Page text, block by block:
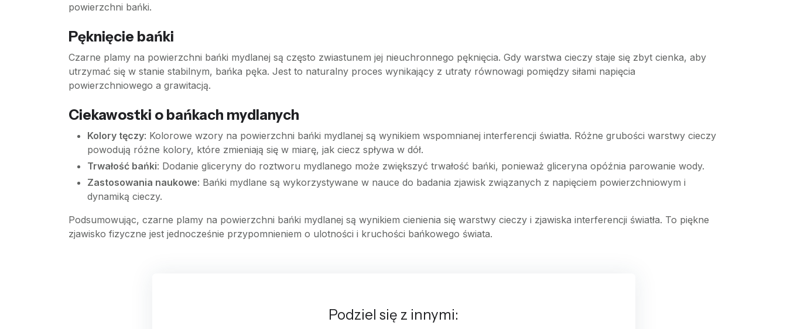
powierzchni bańki.
Pęknięcie bańki
Czarne plamy na powierzchni bańki mydlanej są często zwiastunem jej nieuchronnego pęknięcia. Gdy warstwa cieczy staje się zbyt cienka, aby
utrzymać się w stanie stabilnym, bańka pęka. Jest to naturalny proces wynikający z utraty równowagi pomiędzy siłami napięcia
powierzchniowego a grawitacją.
Ciekawostki o bańkach mydlanych
Kolory tęczy: Kolorowe wzory na powierzchni bańki mydlanej są wynikiem wspomnianej interferencji światła. Różne grubości warstwy cieczy
powodują różne kolory, które zmieniają się w miarę, jak ciecz spływa w dół.
Trwałość bańki: Dodanie gliceryny do roztworu mydlanego może zwiększyć trwałość bańki, ponieważ gliceryna opóźnia parowanie wody.
Zastosowania naukowe: Bańki mydlane są wykorzystywane w nauce do badania zjawisk związanych z napięciem powierzchniowym i
dynamiką cieczy.
Podsumowując, czarne plamy na powierzchni bańki mydlanej są wynikiem cienienia się warstwy cieczy i zjawiska interferencji światła. To piękne
zjawisko fizyczne jest jednocześnie przypomnieniem o ulotności i kruchości bańkowego świata.
Podziel się z innymi: